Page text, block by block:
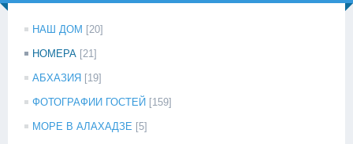
НАШ ДОМ [20]
НОМЕРА [21]
АБХАЗИЯ [19]
ФОТОГРАФИИ ГОСТЕЙ [159]
МОРЕ В АЛАХАДЗЕ [5]